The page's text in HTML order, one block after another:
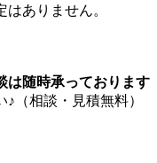
ありません。
は随時承っております
（相談・見積無料）